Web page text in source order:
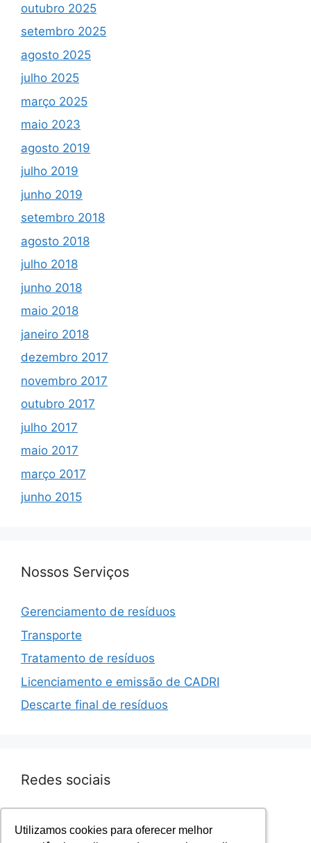
Utilizamos cookies para oferecer melhor
Utilizamos cookies para oferecer melhor
outubro 2025
setembro 2025
agosto 2025
julho 2025
março 2025
maio 2023
agosto 2019
julho 2019
junho 2019
setembro 2018
agosto 2018
julho 2018
junho 2018
maio 2018
janeiro 2018
dezembro 2017
novembro 2017
outubro 2017
julho 2017
maio 2017
março 2017
junho 2015
Nossos Serviços
Gerenciamento de resíduos
Transporte
Tratamento de resíduos
Licenciamento e emissão de CADRI
Descarte final de resíduos
Redes sociais
Instagram.com/sevenresiduos